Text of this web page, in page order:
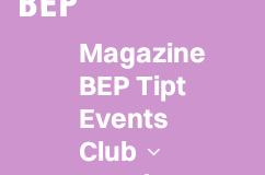
Magazine
BEP Tipt
Events
Club
Herroepen
Privacy policy
Algemene voorwaarden